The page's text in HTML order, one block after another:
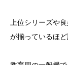
上位シリーズや
が揃っているほど